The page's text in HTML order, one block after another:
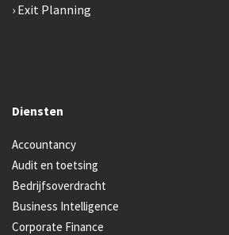
Exit Planning
Diensten
Accountancy
Audit en toetsing
Bedrijfsoverdracht
Business Intelligence
Corporate Finance